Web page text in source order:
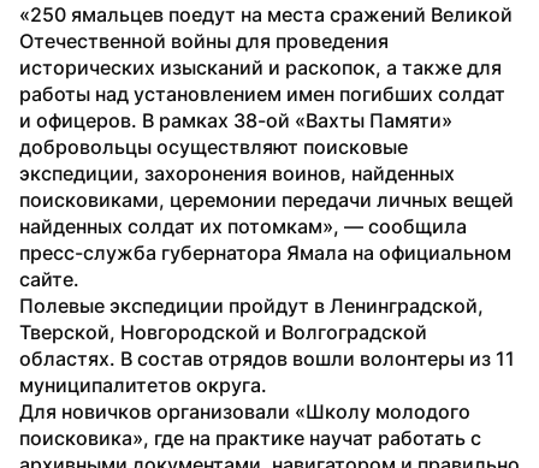
«250 ямальцев поедут на места сражений Великой
Отечественной войны для проведения
исторических изысканий и раскопок, а также для
работы над установлением имен погибших солдат
и офицеров. В рамках 38-ой «Вахты Памяти»
добровольцы осуществляют поисковые
экспедиции, захоронения воинов, найденных
поисковиками, церемонии передачи личных вещей
найденных солдат их потомкам», — сообщила
пресс-служба губернатора Ямала на официальном
сайте.
Полевые экспедиции пройдут в Ленинградской,
Тверской, Новгородской и Волгоградской
областях. В состав отрядов вошли волонтеры из 11
муниципалитетов округа.
Для новичков организовали «Школу молодого
поисковика», где на практике научат работать с